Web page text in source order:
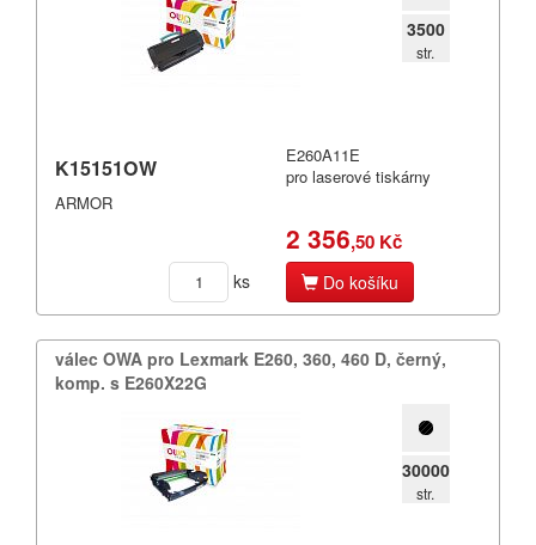
3500
str.
K15151OW
ARMOR
E260A11E
pro laserové tiskárny
2 356,50 Kč
ks Do košíku
válec OWA pro Lexmark E260,​ 360,​ 460 D,​ černý,​
komp.​ s E260X22G
30000
str.